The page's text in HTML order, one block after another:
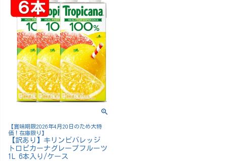
【賞味期限2026年4月20日のため大特
価！在庫限り】
【訳あり】キリンビバレッジ
トロピカーナグレープフルーツ
1L 6本入り/ケース